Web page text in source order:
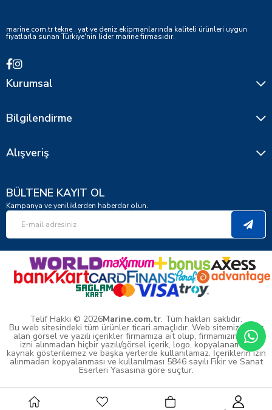
marine.com.tr tekne , yat ve deniz ekipmanlarında kaliteli ürünleri uygun
fiyatlarla sunan Türkiye'nin lider marine firmasıdır.
Kurumsal
Bilgilendirme
Alışveriş
BÜLTENE KAYIT OL
Kampanya ve yeniliklerden haberdar olun.
Telif Hakkı © 2026Marine.com.tr. Tüm hakları saklıdır.
Bu web sitesindeki tüm ürünler ticari amaçlıdır. Web sitemizde yer
alan görsel ve yazılı içerikler firmamıza ait olup, firmamızın yazılı
izni alınmadan hiçbir yazılı/görsel içerik, logo, kopyalanamaz,
kaynak gösterilemez ve başka yerlerde kullanılamaz. İçeriklerin izin
alınmadan kopyalanması ve kullanılması 5846 sayılı Fikir ve Sanat
Eserleri Yasasına göre suçtur.